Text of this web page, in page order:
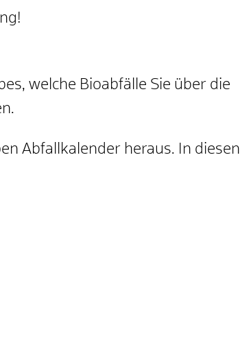
welche Bioabfälle Sie über die
Abfallkalender heraus. In diesen